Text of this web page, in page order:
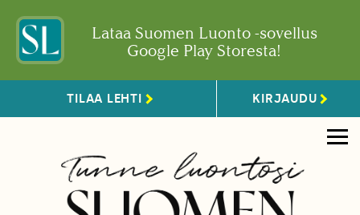
Lataa Suomen Luonto -sovellus
Google Play Storesta!
TILAA LEHTI KIRJAUDU